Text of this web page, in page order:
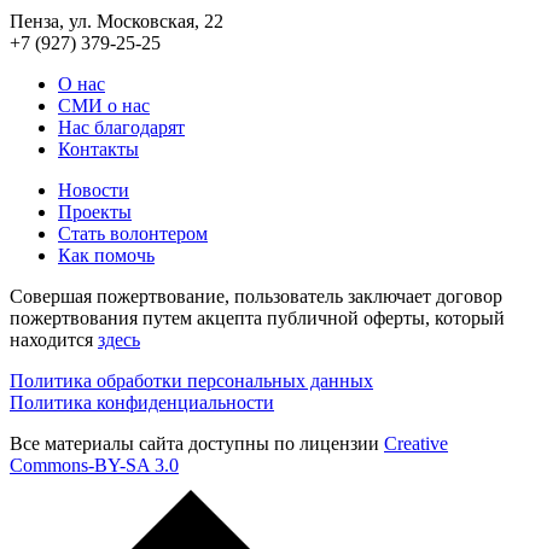
Пенза, ул. Московская, 22
+7 (927) 379-25-25
О нас
СМИ о нас
Нас благодарят
Контакты
Новости
Проекты
Стать волонтером
Как помочь
Совершая пожертвование, пользователь заключает договор
пожертвования путем акцепта публичной оферты, который
находится здесь
Политика обработки персональных данных
Политика конфиденциальности
Все материалы сайта доступны по лицензии Creative
Commons-BY-SA 3.0